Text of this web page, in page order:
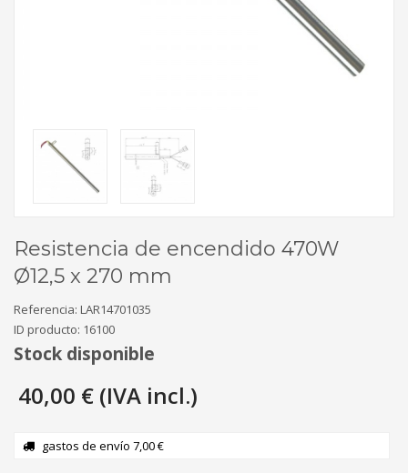
Resistencia de encendido 470W
Ø12,5 x 270 mm
Referencia: LAR14701035
ID producto: 16100
Stock disponible
40,00 € (IVA incl.)
gastos de envío 7,00 €